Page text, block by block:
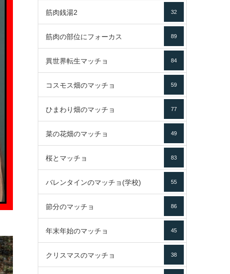
筋肉銭湯2 32
筋肉の部位にフォーカス 89
異世界転生マッチョ 84
コスモス畑のマッチョ 59
ひまわり畑のマッチョ 77
菜の花畑のマッチョ 49
桜とマッチョ 83
バレンタインのマッチョ(学校) 55
節分のマッチョ 86
年末年始のマッチョ 45
クリスマスのマッチョ 38